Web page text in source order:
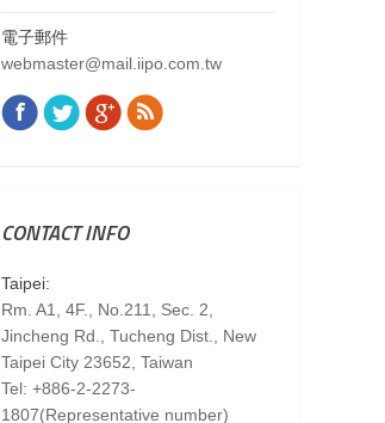
電子郵件
webmaster@mail.iipo.com.tw
Find us on:
Facebook
TwitterGoogle+
Rss
CONTACT INFO
Taipei:
Rm. A1, 4F., No.211, Sec. 2,
Jincheng Rd., Tucheng Dist., New
Taipei City 23652, Taiwan
Tel: +886-2-2273-
1807(Representative number)